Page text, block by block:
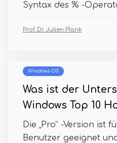
Syntax des % -
Prof. Dr. Julien Plank
Windows OS
Was ist der
Windows Top 10
Die „Pro“ -Version ist
Benutzer geeignet